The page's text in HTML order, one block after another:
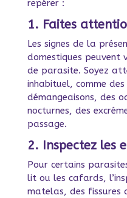
repérer :
1. Faites
Les signes de la
domestiques peuvent
de parasite. Soyez
inhabituel, comme
démangeaisons, des
nocturnes, des
passage.
2. Inspectez les
Pour certains
lit ou les cafards,
matelas, des fissures